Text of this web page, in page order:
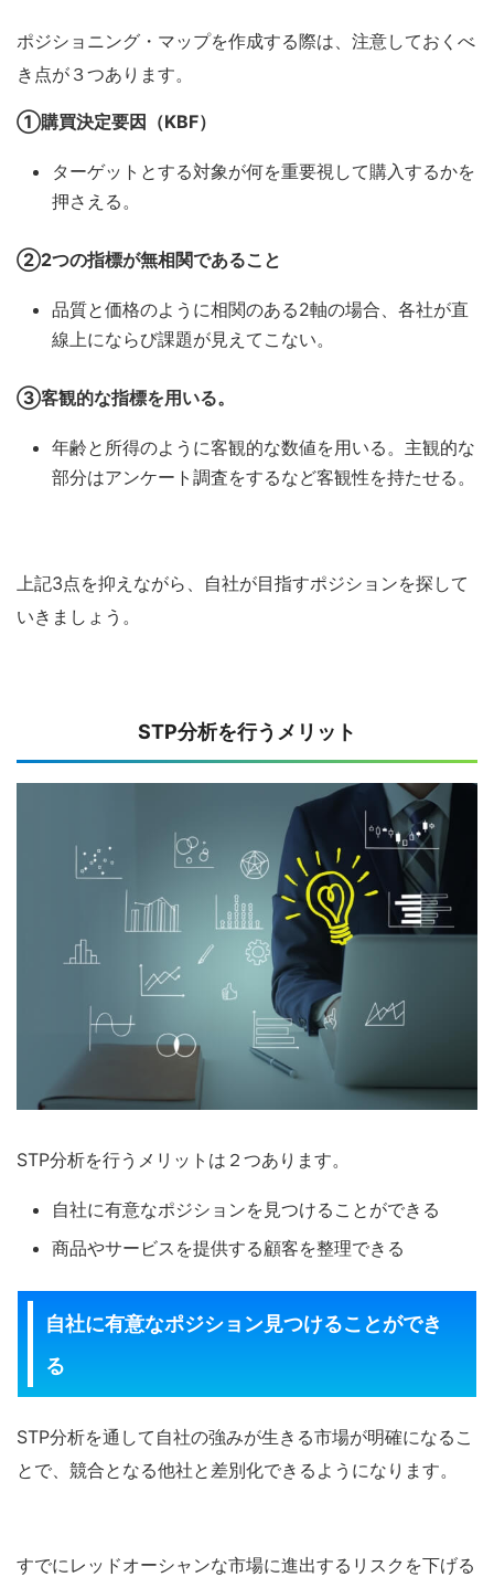
ポジショニング・マップを作成する際は、注意しておくべ
き点が３つあります。
①購買決定要因（KBF）
ターゲットとする対象が何を重要視して購入するかを
押さえる。
②2つの指標が無相関であること
品質と価格のように相関のある2軸の場合、各社が直
線上にならび課題が見えてこない。
③客観的な指標を用いる。
年齢と所得のように客観的な数値を用いる。主観的な
部分はアンケート調査をするなど客観性を持たせる。
上記3点を抑えながら、自社が目指すポジションを探して
いきましょう。
STP分析を行うメリット
STP分析を行うメリットは２つあります。
自社に有意なポジションを見つけることができる
商品やサービスを提供する顧客を整理できる
自社に有意なポジション見つけることができ
る
STP分析を通して自社の強みが生きる市場が明確になるこ
とで、競合となる他社と差別化できるようになります。
すでにレッドオーシャンな市場に進出するリスクを下げる